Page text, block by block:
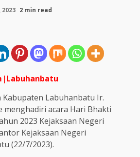
2023 2 min read
Labuhanbatu Ir.
menghadiri acara Hari Bhakti
2023 Kejaksaan Negeri
Kejaksaan Negeri
(22/7/2023).